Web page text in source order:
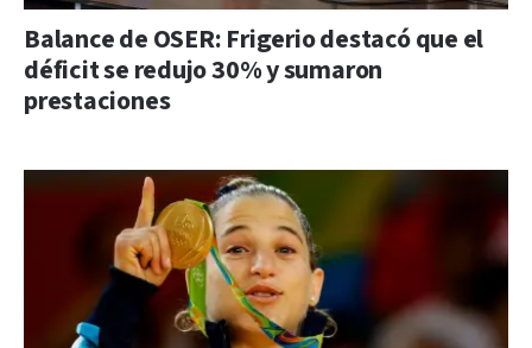
Balance de OSER: Frigerio destacó que el
déficit se redujo 30% y sumaron
prestaciones